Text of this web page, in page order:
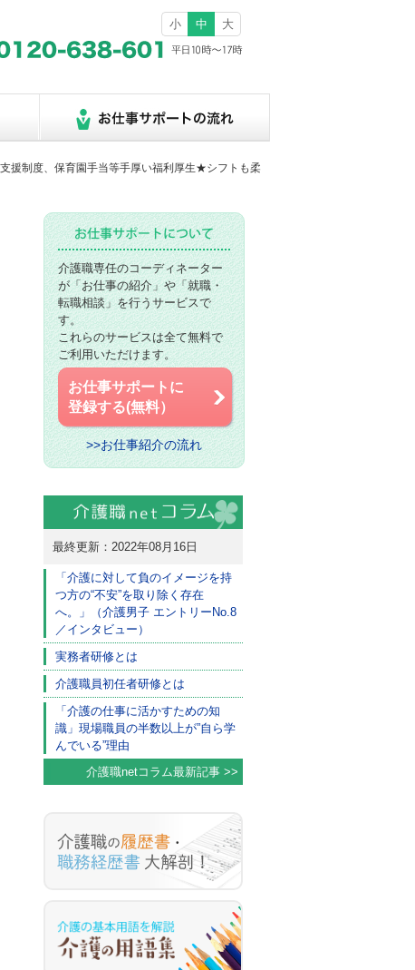
小 中 大
援制度、保育園手当等手厚い福利厚生★シフトも柔
介護職専任のコーディネーター
が「お仕事の紹介」や「就職・
転職相談」を行うサービスで
す。
これらのサービスは全て無料で
ご利用いただけます。
お仕事サポートに
登録する(無料）
>>お仕事紹介の流れ
最終更新：2022年08月16日
「介護に対して負のイメージを持
つ方の“不安”を取り除く存在
へ。」（介護男子 エントリーNo.8
／インタビュー）
実務者研修とは
介護職員初任者研修とは
「介護の仕事に活かすための知
識」現場職員の半数以上が”自ら学
んでいる”理由
介護職netコラム最新記事 >>